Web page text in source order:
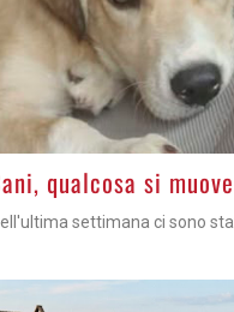
qualcosa si muove
settimana ci sono